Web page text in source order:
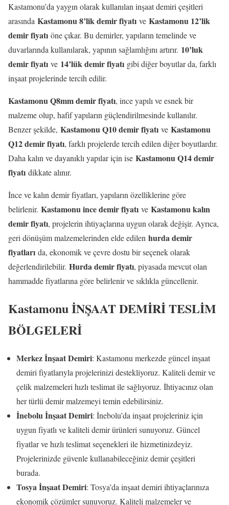
Kastamonu’da yaygın olarak kullanılan inşaat demiri çeşitleri
arasında Kastamonu 8’lik demir fiyatı ve Kastamonu 12’lik
demir fiyatı öne çıkar. Bu demirler, yapıların temelinde ve
duvarlarında kullanılarak, yapının sağlamlığını artırır. 10’luk
demir fiyatı ve 14’lük demir fiyatı gibi diğer boyutlar da, farklı
inşaat projelerinde tercih edilir.
Kastamonu Q8mm demir fiyatı, ince yapılı ve esnek bir
malzeme olup, hafif yapıların güçlendirilmesinde kullanılır.
Benzer şekilde, Kastamonu Q10 demir fiyatı ve Kastamonu
Q12 demir fiyatı, farklı projelerde tercih edilen diğer boyutlardır.
Daha kalın ve dayanıklı yapılar için ise Kastamonu Q14 demir
fiyatı dikkate alınır.
İnce ve kalın demir fiyatları, yapıların özelliklerine göre
belirlenir. Kastamonu ince demir fiyatı ve Kastamonu kalın
demir fiyatı, projelerin ihtiyaçlarına uygun olarak değişir. Ayrıca,
geri dönüşüm malzemelerinden elde edilen hurda demir
fiyatları da, ekonomik ve çevre dostu bir seçenek olarak
değerlendirilebilir. Hurda demir fiyatı, piyasada mevcut olan
hammadde fiyatlarına göre belirlenir ve sıklıkla güncellenir.
Kastamonu İNŞAAT DEMİRİ TESLİM
BÖLGELERİ
Merkez İnşaat Demiri: Kastamonu merkezde güncel inşaat
demiri fiyatlarıyla projelerinizi destekliyoruz. Kaliteli demir ve
çelik malzemeleri hızlı teslimat ile sağlıyoruz. İhtiyacınız olan
her türlü demir malzemeyi temin edebilirsiniz.
İnebolu İnşaat Demiri: İnebolu’da inşaat projeleriniz için
uygun fiyatlı ve kaliteli demir ürünleri sunuyoruz. Güncel
fiyatlar ve hızlı teslimat seçenekleri ile hizmetinizdeyiz.
Projelerinizde güvenle kullanabileceğiniz demir çeşitleri
burada.
Tosya İnşaat Demiri: Tosya’da inşaat demiri ihtiyaçlarınıza
ekonomik çözümler sunuyoruz. Kaliteli malzemeler ve